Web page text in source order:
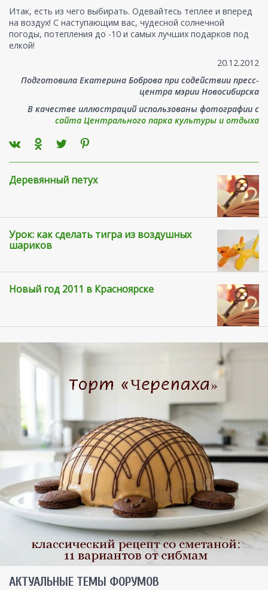
Итак, есть из чего выбирать. Одевайтесь теплее и вперед
на воздух! С наступающим вас, чудесной солнечной
погоды, потепления до -10 и самых лучших подарков под
елкой!
20.12.2012
Подготовила Екатерина Боброва при содействии пресс-
центра мэрии Новосибирска
В качестве иллюстраций использованы фотографии с
сайта Центрального парка культуры и отдыха
Деревянный петух
Урок: как сделать тигра из воздушных
шариков
Новый год 2011 в Красноярске
AКТУАЛЬНЫЕ ТЕМЫ ФОРУМОВ